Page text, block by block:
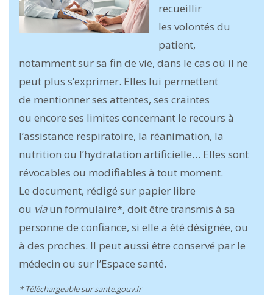
recueillir
les volontés du
patient,
notamment sur sa fin de vie, dans le cas où il ne
peut plus s’exprimer. Elles lui permettent
de mentionner ses attentes, ses craintes
ou encore ses limites concernant le recours à
l’assistance respiratoire, la réanimation, la
nutrition ou l’hydratation artificielle… Elles sont
révocables ou modifiables à tout moment.
Le document, rédigé sur papier libre
ou viaun formulaire*, doit être transmis à sa
personne de confiance, si elle a été désignée, ou
à des proches. Il peut aussi être conservé par le
médecin ou sur l’Espace santé.
* Téléchargeable sur sante.gouv.fr